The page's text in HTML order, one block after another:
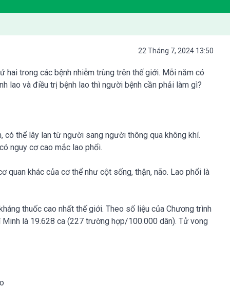
22 Tháng 7, 2024 13:50
hai trong các bệnh nhiễm trùng trên thế giới. Mỗi năm có
lao và điều trị bệnh lao thì người bệnh cần phải làm gì?
có thể lây lan từ người sang người thông qua không khí.
nguy cơ cao mắc lao phổi.
quan khác của cơ thể như cột sống, thận, não. Lao phổi là
thuốc cao nhất thế giới. Theo số liệu của Chương trình
là 19.628 ca (227 trường hợp/100.000 dân). Tử vong